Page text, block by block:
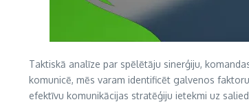
Taktiskā analīze par spēlētāju sinerģiju,
komunicē, mēs varam identificēt galvenos
efektīvu komunikācijas stratēģiju ietekmi uz